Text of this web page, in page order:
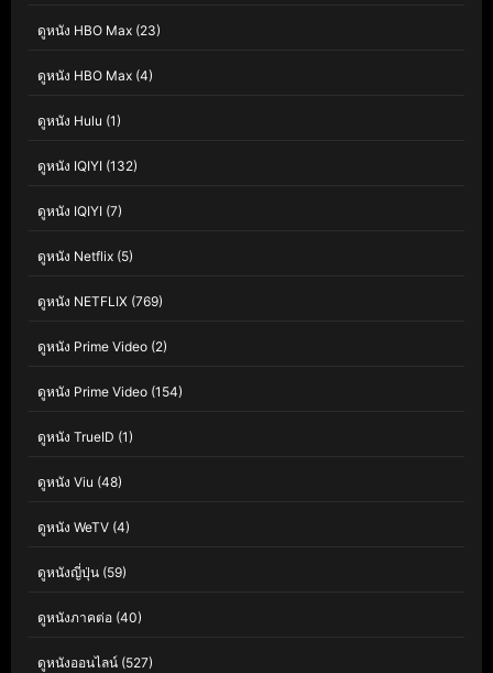
ดูหนัง HBO Max (23)
ดูหนัง HBO Max (4)
ดูหนัง Hulu (1)
ดูหนัง IQIYI (132)
ดูหนัง IQIYI (7)
ดูหนัง Netflix (5)
ดูหนัง NETFLIX (769)
ดูหนัง Prime Video (2)
ดูหนัง Prime Video (154)
ดูหนัง TrueID (1)
ดูหนัง Viu (48)
ดูหนัง WeTV (4)
ดูหนังญี่ปุ่น (59)
ดูหนังภาคต่อ (40)
ดูหนังออนไลน์ (527)